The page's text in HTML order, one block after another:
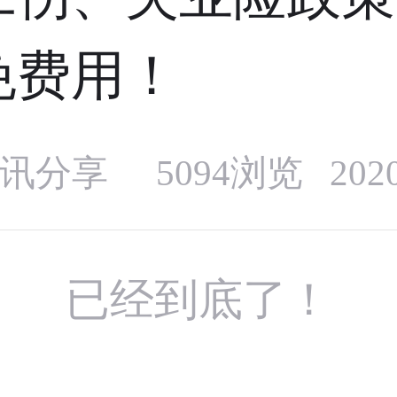
用！
分享 5094浏览
已经到底了！